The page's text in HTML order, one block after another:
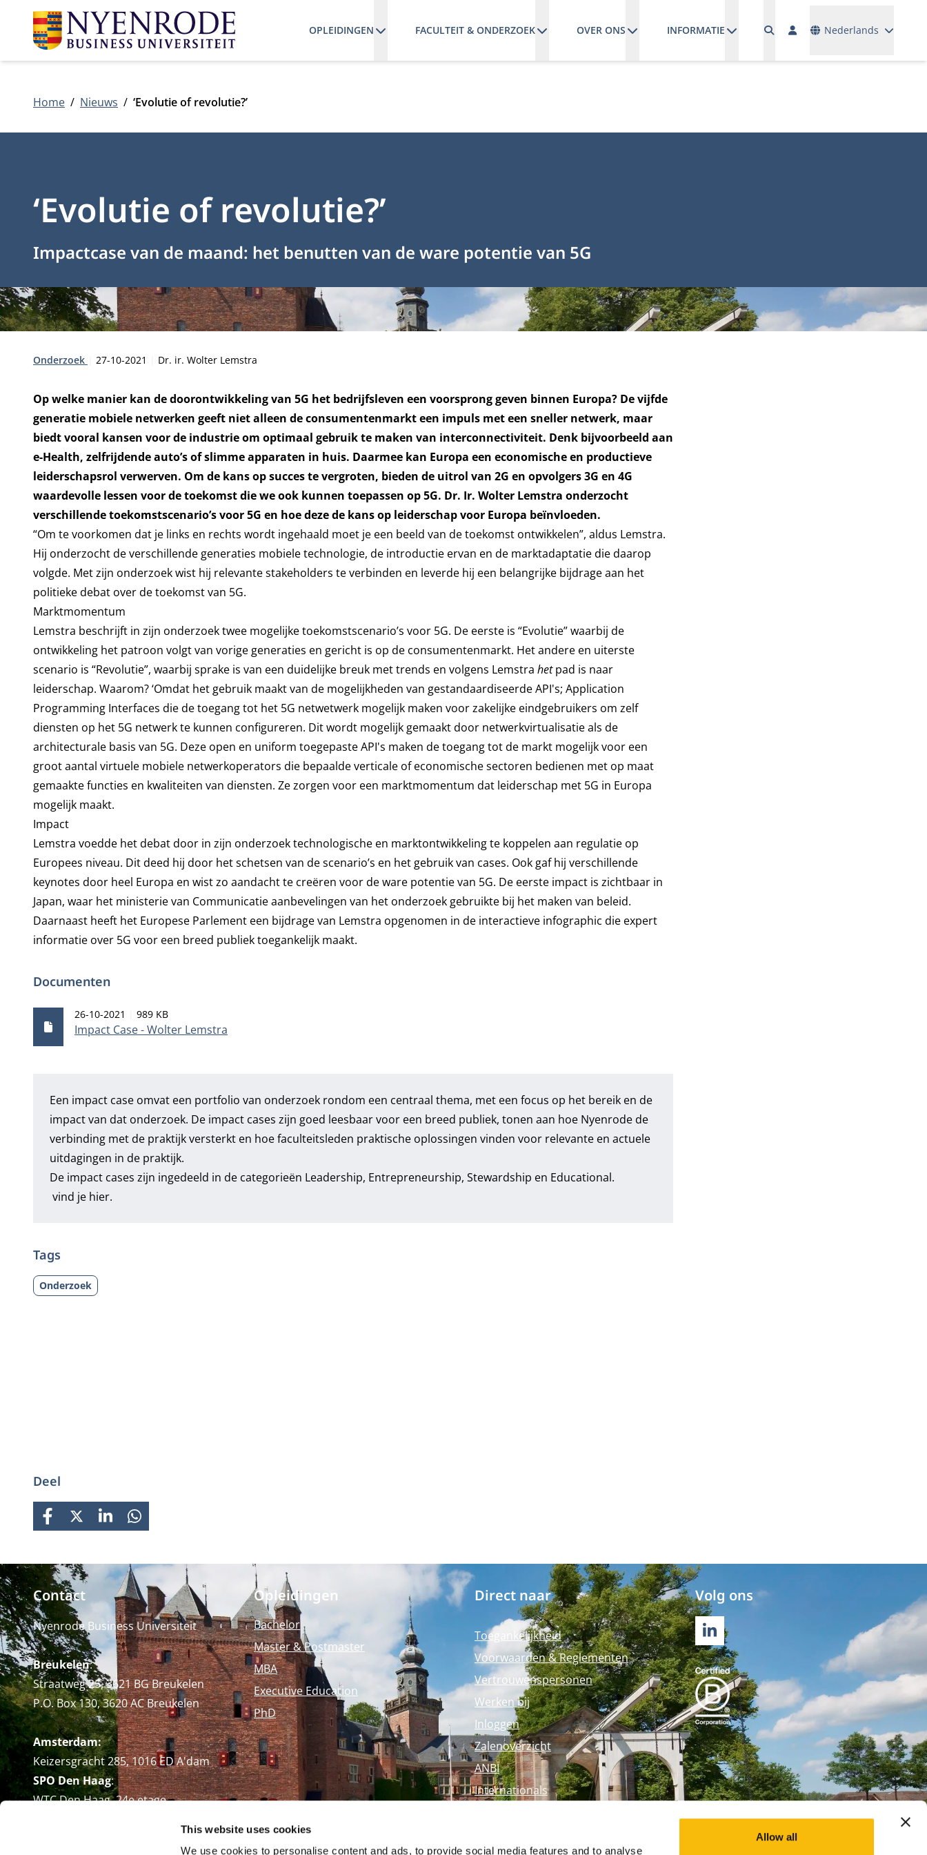
This website uses cookies
We use cookies to personalise content and ads, to provide social media features and to analyse
Allow all
OPLEIDINGEN FACULTEIT & ONDERZOEK OVER ONS INFORMATIE Nederlands
Home Nieuws ‘Evolutie of revolutie?’
‘Evolutie of revolutie?’
Impactcase van de maand: het benutten van de ware potentie van 5G
Type:
Onderzoek Publicatiedatum:
27-10-2021 Auteur:
Dr. ir. Wolter Lemstra
Op welke manier kan de doorontwikkeling van 5G het bedrijfsleven een voorsprong geven binnen Europa? De vijfde
generatie mobiele netwerken geeft niet alleen de consumentenmarkt een impuls met een sneller netwerk, maar
biedt vooral kansen voor de industrie om optimaal gebruik te maken van interconnectiviteit. Denk bijvoorbeeld aan
e-Health, zelfrijdende auto’s of slimme apparaten in huis. Daarmee kan Europa een economische en productieve
leiderschapsrol verwerven. Om de kans op succes te vergroten, bieden de uitrol van 2G en opvolgers 3G en 4G
waardevolle lessen voor de toekomst die we ook kunnen toepassen op 5G. Dr. Ir. Wolter Lemstra onderzocht
verschillende toekomstscenario’s voor 5G en hoe deze de kans op leiderschap voor Europa beïnvloeden.
“Om te voorkomen dat je links en rechts wordt ingehaald moet je een beeld van de toekomst ontwikkelen”, aldus Lemstra.
Hij onderzocht de verschillende generaties mobiele technologie, de introductie ervan en de marktadaptatie die daarop
volgde. Met zijn onderzoek wist hij relevante stakeholders te verbinden en leverde hij een belangrijke bijdrage aan het
politieke debat over de toekomst van 5G.
Marktmomentum
Lemstra beschrijft in zijn onderzoek twee mogelijke toekomstscenario’s voor 5G. De eerste is “Evolutie” waarbij de
ontwikkeling het patroon volgt van vorige generaties en gericht is op de consumentenmarkt. Het andere en uiterste
scenario is “Revolutie”, waarbij sprake is van een duidelijke breuk met trends en volgens Lemstra hetpad is naar
leiderschap. Waarom? ‘Omdat het gebruik maakt van de mogelijkheden van gestandaardiseerde API's; Application
Programming Interfaces die de toegang tot het 5G netwetwerk mogelijk maken voor zakelijke eindgebruikers om zelf
diensten op het 5G netwerk te kunnen configureren. Dit wordt mogelijk gemaakt door netwerkvirtualisatie als de
architecturale basis van 5G. Deze open en uniform toegepaste API's maken de toegang tot de markt mogelijk voor een
groot aantal virtuele mobiele netwerkoperators die bepaalde verticale of economische sectoren bedienen met op maat
gemaakte functies en kwaliteiten van diensten. Ze zorgen voor een marktmomentum dat leiderschap met 5G in Europa
mogelijk maakt.
Impact
Lemstra voedde het debat door in zijn onderzoek technologische en marktontwikkeling te koppelen aan regulatie op
Europees niveau. Dit deed hij door het schetsen van de scenario’s en het gebruik van cases. Ook gaf hij verschillende
keynotes door heel Europa en wist zo aandacht te creëren voor de ware potentie van 5G. De eerste impact is zichtbaar in
Japan, waar het ministerie van Communicatie aanbevelingen van het onderzoek gebruikte bij het maken van beleid.
Daarnaast heeft het Europese Parlement een bijdrage van Lemstra opgenomen in de interactieve infographic die expert
informatie over 5G voor een breed publiek toegankelijk maakt.
Documenten
Impact Case - Wolter Lemstra
Publicatiedatum
26-10-2021 Bestandsgrootte
989 KB
Een impact case omvat een portfolio van onderzoek rondom een centraal thema, met een focus op het bereik en de
impact van dat onderzoek. De impact cases zijn goed leesbaar voor een breed publiek, tonen aan hoe Nyenrode de
verbinding met de praktijk versterkt en hoe faculteitsleden praktische oplossingen vinden voor relevante en actuele
uitdagingen in de praktijk.
De impact cases zijn ingedeeld in de categorieën Leadership, Entrepreneurship, Stewardship en Educational.
vind je hier.
Tags
Onderzoek
Deel
FACEBOOK
X LINKEDINWHATSAPP
Contact
Nyenrode Business Universiteit
Breukelen:
Straatweg 25, 3621 BG Breukelen
P.O. Box 130, 3620 AC Breukelen
Amsterdam:
Keizersgracht 285, 1016 ED A'dam
SPO Den Haag:
WTC Den Haag, 24e etage
Opleidingen
Bachelor
Master & Postmaster
MBA
Executive Education
PhD
Direct naar
Toegankelijkheid
Voorwaarden & Reglementen
Vertrouwenspersonen
Werken bij
Inloggen
Zalenoverzicht
ANBI
Internationals
Volg ons
LINKEDIN